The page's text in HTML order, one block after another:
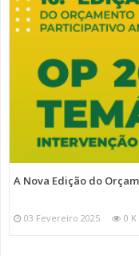
A Nova Edição do
03 Fevereiro 2025 0 K